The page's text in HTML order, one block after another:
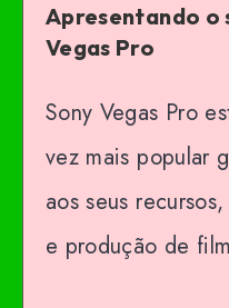
Apresentando o
Vegas Pro
Sony Vegas Pro
vez mais popular
aos seus
e produção de